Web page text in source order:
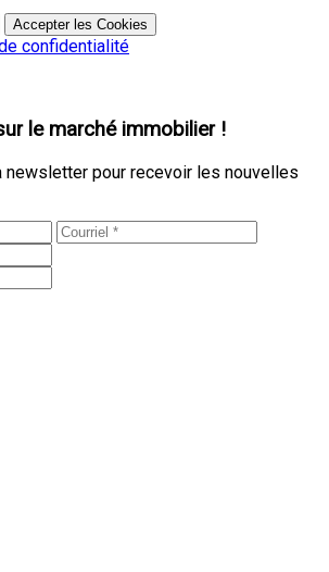
Accepter les Cookies
confidentialité
le marché immobilier !
newsletter pour recevoir les nouvelles